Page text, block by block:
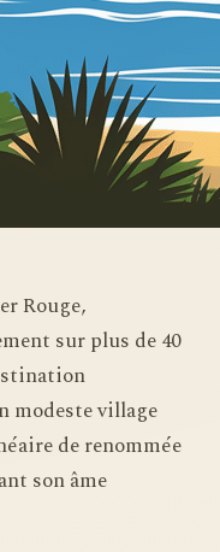
Rouge,
sur plus de 40
modeste village
de renommée
son âme